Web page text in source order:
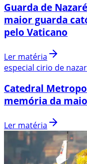
Guarda de
maior guarda
pelo Vaticano
Ler matéria
especial cirio de
Catedral
memória da
Ler matéria